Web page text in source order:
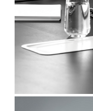
06/07/2026
EDIÇÃO ESPECIAL DO
20 ANOS DA AMEC E